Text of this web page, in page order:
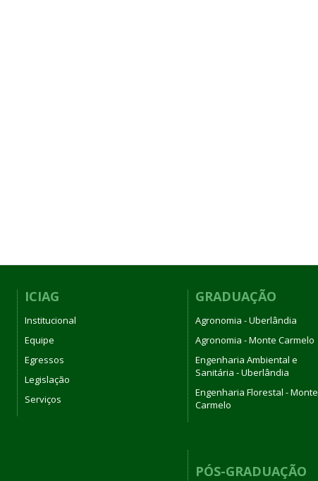
ICIAG
Institucional
Equipe
Egressos
Legislação
Serviços
GRADUAÇÃO
Agronomia - Uberlândia
Agronomia - Monte Carmelo
Engenharia Ambiental e
Sanitária - Uberlândia
Engenharia Florestal - Monte
Carmelo
PÓS-GRADUAÇÃO